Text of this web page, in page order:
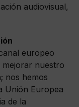
audiovisual,
europeo
mejorar nuestro
nos hemos
Unión Europea
de la